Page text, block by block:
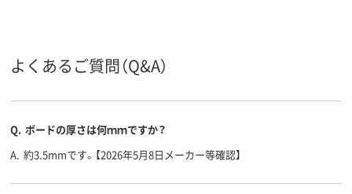
スコア
よくあるご質問（Q&A）
Q. ボードの厚さは何ｍｍですか？
A. 約3.5mmです。【2026年5月8日メーカー等確認】